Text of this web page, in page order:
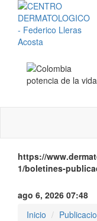
https://
1/boletines-
ago 6, 2026 07:48
Inicio